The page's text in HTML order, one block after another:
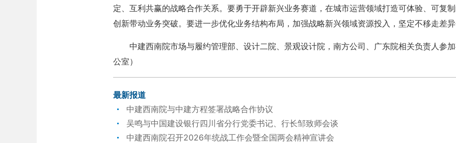
定、互利共赢的战略合作关系。要勇于开辟新兴业务赛道，在城市运营领域打造可体验、可复
创新带动业务突破。要进一步优化业务结构布局，加强战略新兴领域资源投入，坚定不移走差
中建西南院市场与履约管理部、设计二院、景观设计院，南方公司、广东院相关负责人参
公室）
最新报道
中建西南院与中建方程签署战略合作协议
吴鸣与中国建设银行四川省分行党委书记、行长邹致师会谈
中建西南院召开2026年统战工作会暨全国两会精神宣讲会